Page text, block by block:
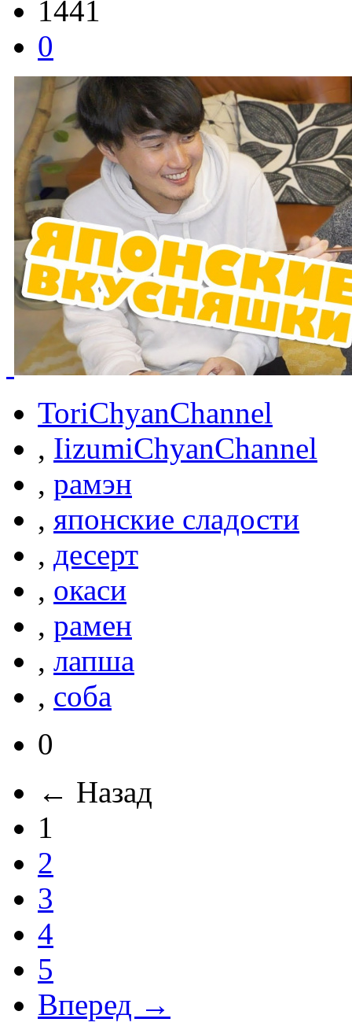
1441
0
ToriChyanChannel
, IizumiChyanChannel
, рамэн
, японские сладости
, десерт
, окаси
, рамен
, лапша
, соба
0
← Назад
1
2
3
4
5
Вперед →